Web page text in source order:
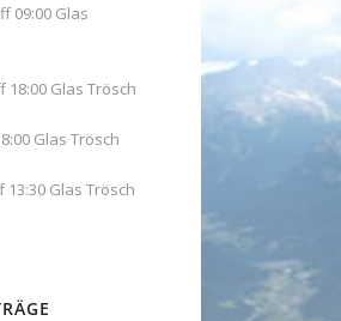
09:00 Glas
18:00 Glas Trösch
Glas Trösch
13:30 Glas Trösch